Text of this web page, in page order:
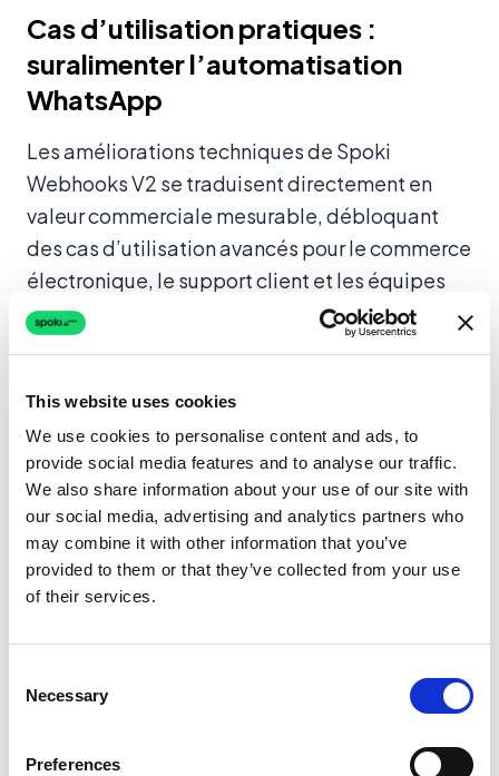
This website uses cookies
We use cookies to personalise content and ads, to
provide social media features and to analyse our traffic.
We also share information about your use of our site with
our social media, advertising and analytics partners who
may combine it with other information that you’ve
provided to them or that they’ve collected from your use
of their services.
Selection
Necessary
Preferences
Cas d’utilisation pratiques :
suralimenter l’automatisation
WhatsApp
Les améliorations techniques de Spoki
Webhooks V2 se traduisent directement en
valeur commerciale mesurable, débloquant
des cas d’utilisation avancés pour le commerce
électronique, le support client et les équipes
marketing.
abandonnés et mises à jour de
commandes
Le commerce électronique prospère grâce à
une communication rapide. Avec Spoki
Webhooks V2 intégré de manière transparente
à des plateformes comme Shopify ou
travail incroyablement robustes pour les
paniers abandonnés. Lorsqu’un client opt-in
plateforme de commerce électronique peut